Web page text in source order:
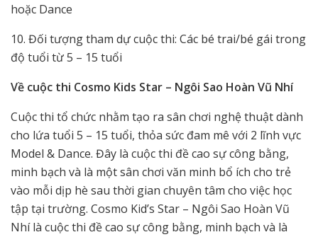
hoặc Dance
10. Đối tượng tham dự cuộc thi: Các bé trai/bé gái trong
độ tuổi từ 5 – 15 tuổi
Về cuộc thi Cosmo Kids Star – Ngôi Sao Hoàn Vũ Nhí
Cuộc thi tổ chức nhằm tạo ra sân chơi nghệ thuật dành
cho lứa tuổi 5 – 15 tuổi, thỏa sức đam mê với 2 lĩnh vực
Model & Dance. Đây là cuộc thi đề cao sự công bằng,
minh bạch và là một sân chơi văn minh bổ ích cho trẻ
vào mỗi dịp hè sau thời gian chuyên tâm cho việc học
tập tại trường. Cosmo Kid’s Star – Ngôi Sao Hoàn Vũ
Nhí là cuộc thi đề cao sự công bằng, minh bạch và là